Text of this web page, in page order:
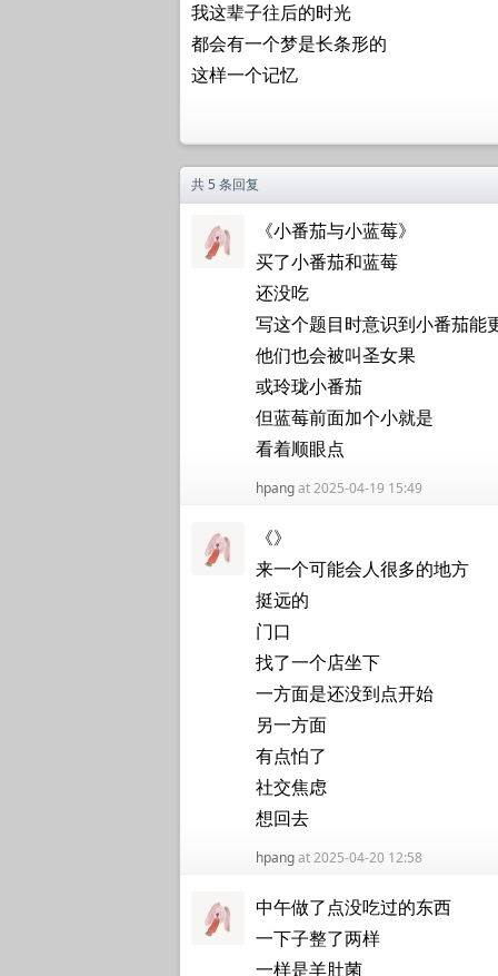
我这辈子往后的时光
都会有一个梦是长条形的
这样一个记忆
共 5 条回复
《小番茄与小蓝莓》
买了小番茄和蓝莓
还没吃
写这个题目时意识到小番茄能
他们也会被叫圣女果
或玲珑小番茄
但蓝莓前面加个小就是
看着顺眼点
hpangat 2025-04-19 15:49
《》
来一个可能会人很多的地方
挺远的
门口
找了一个店坐下
一方面是还没到点开始
另一方面
有点怕了
社交焦虑
想回去
hpangat 2025-04-20 12:58
中午做了点没吃过的东西
一下子整了两样
一样是羊肚菌